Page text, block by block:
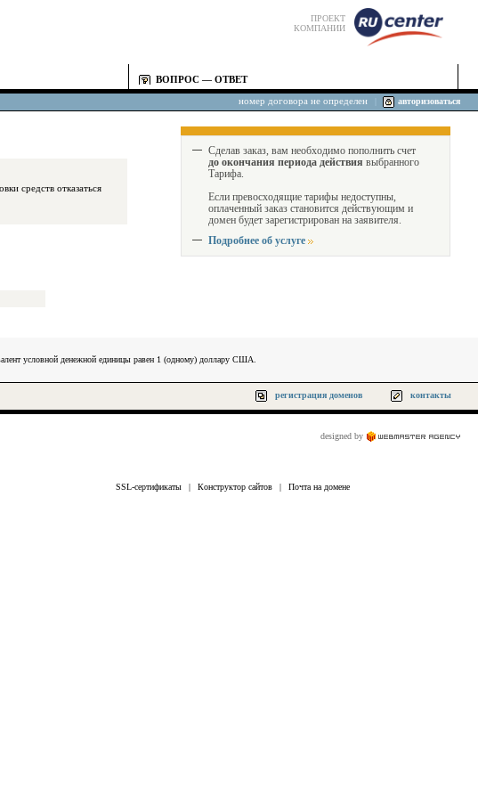
ПРОЕКТ
КОМПАНИИ
ВОПРОС — ОТВЕТ
номер договора не определен авторизоваться
Сделав заказ, вам необходимо пополнить счет
до окончания периода действия выбранного
Тарифа.
Если превосходящие тарифы недоступны,
оплаченный заказ становится действующим и
домен будет зарегистрирован на заявителя.
Подробнее об услуге
условной денежной единицы равен 1 (одному) доллару США.
регистрация доменов контакты
designed by
SSL-сертификаты | Конструктор сайтов | Почта на домене